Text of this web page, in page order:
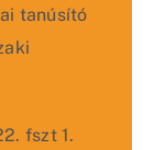
tanúsító
fszt 1.